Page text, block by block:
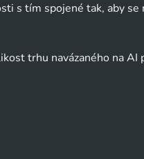
s tím spojené tak, aby
trhu navázaného na